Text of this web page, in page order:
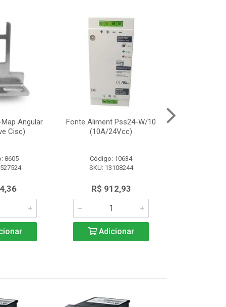
Angular
Cisc)
8605
Fonte Aliment Pss24-W/10
(10A/24Vcc)
Código: 10634
SKU: 13108244
R$ 912,93
Adicionar